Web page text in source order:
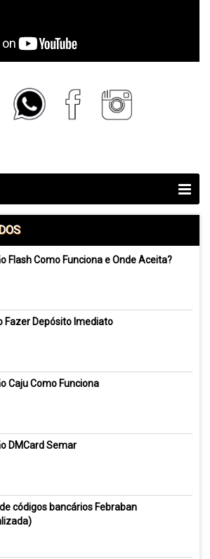
Flash Como Funciona e Onde Aceita?
Fazer Depósito Imediato
Caju Como Funciona
DMCard Semar
códigos bancários Febraban